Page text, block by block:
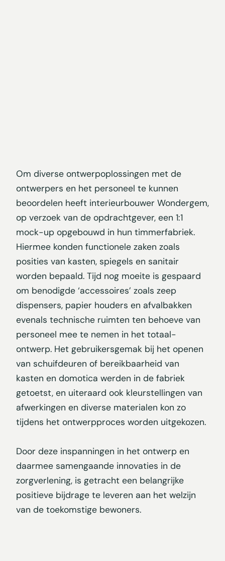
Om diverse ontwerpoplossingen met de
ontwerpers en het personeel te kunnen
beoordelen heeft interieurbouwer Wondergem,
op verzoek van de opdrachtgever, een 1:1
mock-up opgebouwd in hun timmerfabriek.
Hiermee konden functionele zaken zoals
posities van kasten, spiegels en sanitair
worden bepaald. Tijd nog moeite is gespaard
om benodigde ‘accessoires’ zoals zeep
dispensers, papier houders en afvalbakken
evenals technische ruimten ten behoeve van
personeel mee te nemen in het totaal-
ontwerp. Het gebruikersgemak bij het openen
van schuifdeuren of bereikbaarheid van
kasten en domotica werden in de fabriek
getoetst, en uiteraard ook kleurstellingen van
afwerkingen en diverse materialen kon zo
tijdens het ontwerpproces worden uitgekozen.
Door deze inspanningen in het ontwerp en
daarmee samengaande innovaties in de
zorgverlening, is getracht een belangrijke
positieve bijdrage te leveren aan het welzijn
van de toekomstige bewoners.